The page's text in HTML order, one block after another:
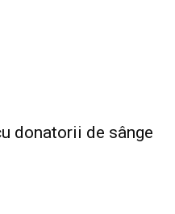
donatorii de sânge